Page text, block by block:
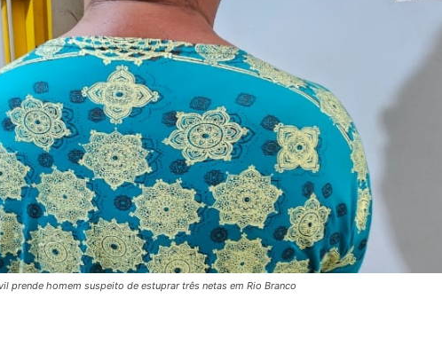
prende homem suspeito de estuprar três netas em Rio Branco